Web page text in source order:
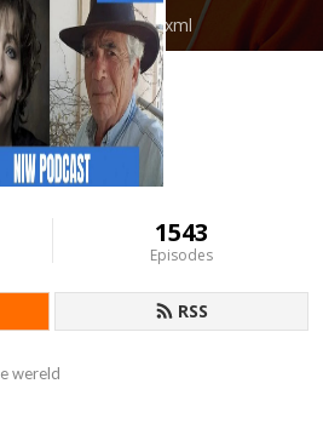
joopsoesan/feed.xml
1543
Episodes
RSS
wereld